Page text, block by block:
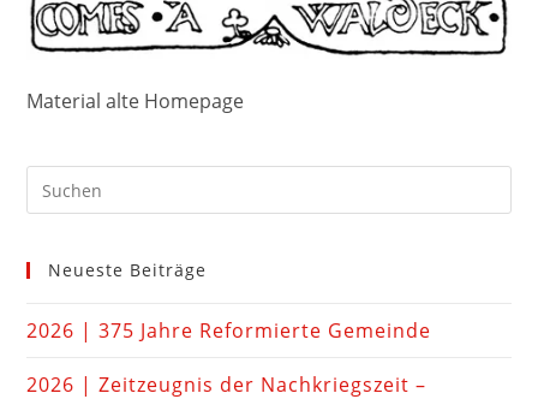
Material alte Homepage
Neueste Beiträge
2026 | 375 Jahre Reformierte Gemeinde
2026 | Zeitzeugnis der Nachkriegszeit –